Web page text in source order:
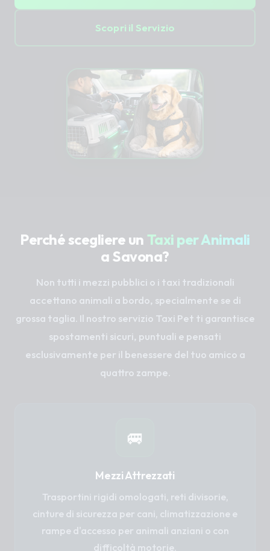
Scopri il Servizio
Perché scegliere un Taxi per Animali
a Savona?
Non tutti i mezzi pubblici o i taxi tradizionali
accettano animali a bordo, specialmente se di
grossa taglia. Il nostro servizio Taxi Pet ti garantisce
spostamenti sicuri, puntuali e pensati
esclusivamente per il benessere del tuo amico a
quattro zampe.
🚐
Mezzi Attrezzati
Trasportini rigidi omologati, reti divisorie,
cinture di sicurezza per cani, climatizzazione e
rampe d'accesso per animali anziani o con
difficoltà motorie.